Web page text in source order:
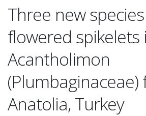
Three new
flowered spikelets
Acantholimon
(Plumbaginaceae)
Anatolia, Turkey